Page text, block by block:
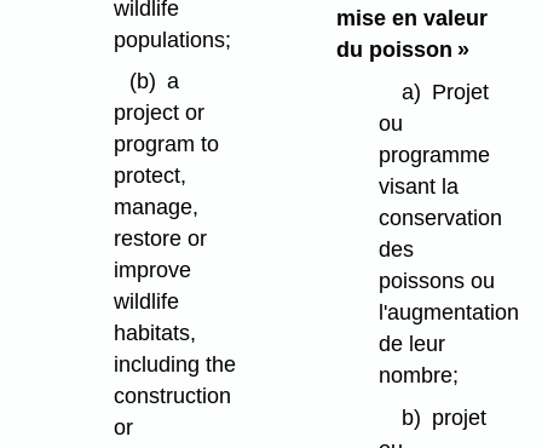
wildlife
populations;
(b) a
project or
program to
protect,
manage,
restore or
improve
wildlife
habitats,
including the
construction
or
mise en valeur
du poisson »
a) Projet
ou
programme
visant la
conservation
des
poissons ou
l'augmentation
de leur
nombre;
b) projet